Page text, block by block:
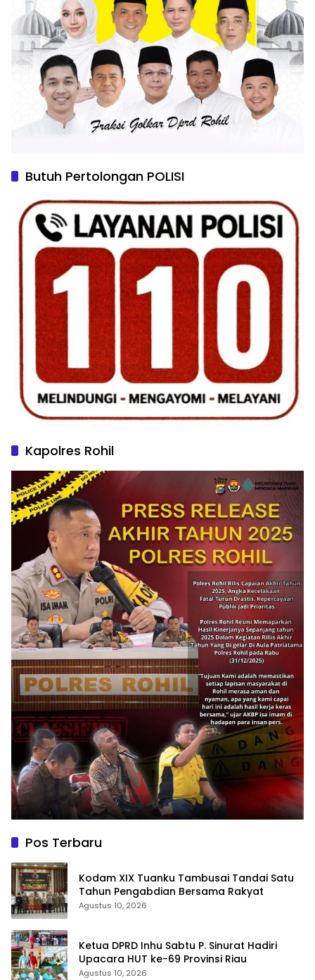
Butuh Pertolongan POLISI
Kapolres Rohil
Pos Terbaru
Kodam XIX Tuanku Tambusai Tandai Satu
Tahun Pengabdian Bersama Rakyat
Agustus 10, 2026
Ketua DPRD Inhu Sabtu P. Sinurat Hadiri
Upacara HUT ke-69 Provinsi Riau
Agustus 10, 2026